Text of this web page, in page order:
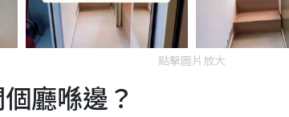
點擊圖片放大
廳喺邊？